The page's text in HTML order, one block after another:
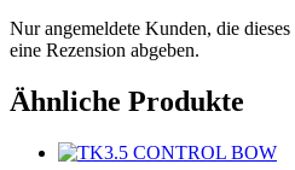
Nur angemeldete Kunden, die
eine Rezension abgeben.
Ähnliche Produkte